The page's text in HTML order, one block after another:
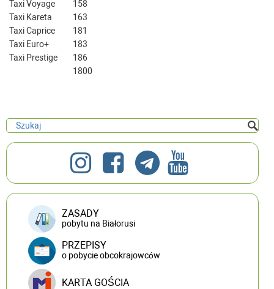
Taxi Voyage
158
Taxi Kareta
163
Taxi Caprice
181
Taxi Euro+
183
Taxi Prestige
186
1800
ZASADY
pobytu na Białorusi
PRZEPISY
o pobycie obcokrajowców
KARTA GOŚCIA